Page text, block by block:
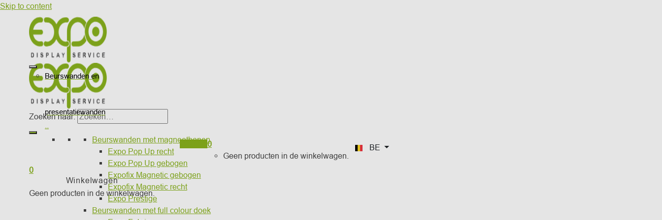
Skip to content
Zoeken naar:
0
Geen producten in de winkelwagen.
BE
0
Winkelwagen
Geen producten in de winkelwagen.
Beurswanden en
presentatiewanden
Beurswanden met magneetbanen
Expo Pop Up recht
Expo Pop Up gebogen
Expofix Magnetic gebogen
Expofix Magnetic recht
Expo Prestige
Beurswanden met full colour doek